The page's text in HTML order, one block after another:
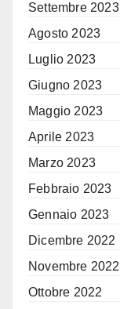
Settembre 2023
Agosto 2023
Luglio 2023
Giugno 2023
Maggio 2023
Aprile 2023
Marzo 2023
Febbraio 2023
Gennaio 2023
Dicembre 2022
Novembre 2022
Ottobre 2022